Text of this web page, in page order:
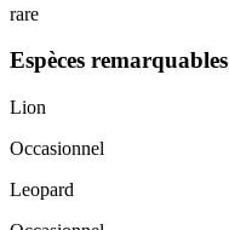
rare
Espèces remarquables
Lion
Occasionnel
Leopard